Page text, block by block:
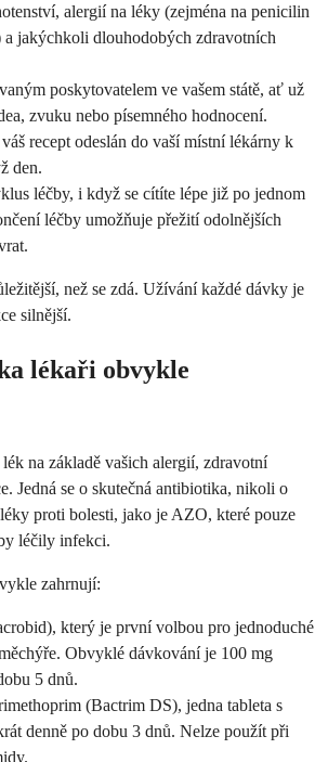
alergií na léky (zejména na penicilin
a jakýchkoli dlouhodobých zdravotních
poskytovatelem ve vašem státě, ať už
zvuku nebo písemného hodnocení.
recept odeslán do vaší místní lékárny k
den.
léčby, i když se cítíte lépe již po jednom
léčby umožňuje přežití odolnějších
než se zdá. Užívání každé dávky je
silnější.
lékaři obvykle
na základě vašich alergií, zdravotní
Jedná se o skutečná antibiotika, nikoli o
proti bolesti, jako je AZO, které pouze
léčily infekci.
zahrnují:
který je první volbou pro jednoduché
Obvyklé dávkování je 100 mg
5 dnů.
(Bactrim DS), jedna tableta s
denně po dobu 3 dnů. Nelze použít při